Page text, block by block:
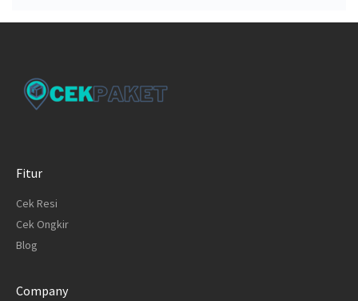
Fitur
Cek Resi
Cek Ongkir
Blog
Company